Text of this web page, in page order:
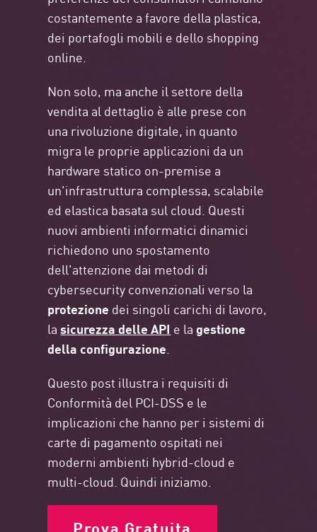
costantemente a favore della plastica,
dei portafogli mobili e dello shopping
online.
Non solo, ma anche il settore della
vendita al dettaglio è alle prese con
una rivoluzione digitale, in quanto
migra le proprie applicazioni da un
hardware statico on-premise a
un'infrastruttura complessa, scalabile
ed elastica basata sul cloud. Questi
nuovi ambienti informatici dinamici
richiedono uno spostamento
dell'attenzione dai metodi di
cybersecurity convenzionali verso la
protezione dei singoli carichi di lavoro,
lasicurezza delle API e la gestione
della configurazione.
Questo post illustra i requisiti di
Conformità del PCI-DSS e le
implicazioni che hanno per i sistemi di
carte di pagamento ospitati nei
moderni ambienti hybrid-cloud e
multi-cloud. Quindi iniziamo.